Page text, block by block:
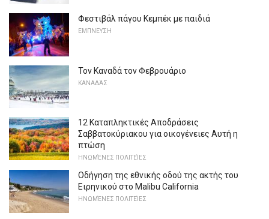
Φεστιβάλ πάγου Κεμπέκ με παιδιά
ΕΜΠΝΕΥΣΗ
Τον Καναδά τον Φεβρουάριο
ΚΑΝΑΔΆΣ
12 Καταπληκτικές Αποδράσεις
Σαββατοκύριακου για οικογένειες Αυτή η
πτώση
ΗΝΩΜΈΝΕΣ ΠΟΛΙΤΕΊΕΣ
Οδήγηση της εθνικής οδού της ακτής του
Ειρηνικού στο Malibu California
ΗΝΩΜΈΝΕΣ ΠΟΛΙΤΕΊΕΣ